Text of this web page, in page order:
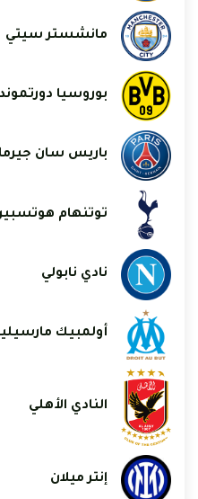
مانشستر سيتي
بوروسيا
باريس سان
توتنهام
نادي نابولي
أولمبيك
النادي الأهلي
إنتر ميلان